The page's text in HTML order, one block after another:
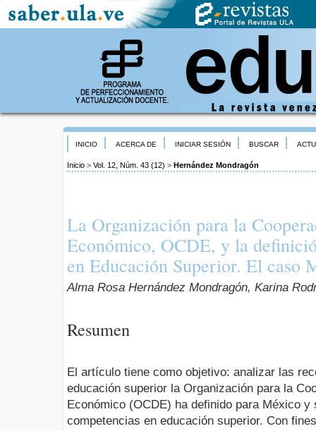
INICIO ACERCA DE INICIAR SESIÓN BUSCAR
Inicio > Vol. 12, Núm. 43 (12) > Hernández Mondragón
La Organización para la
Económico, OCDE, y la
en Educación Superior. El caso
Alma Rosa Hernández Mondragón, Karina
Resumen
El artículo tiene como objetivo: analizar las
educación superior la Organización para la
Económico (OCDE) ha definido para México y
competencias en educación superior. Con